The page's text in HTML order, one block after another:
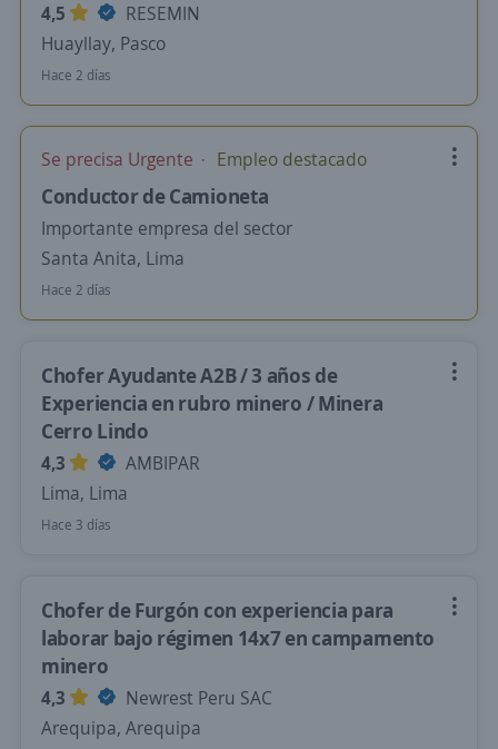
4,5
RESEMIN
Huayllay, Pasco
Hace 2 días
Se precisa Urgente Empleo destacado
Conductor de Camioneta
Importante empresa del sector
Santa Anita, Lima
Hace 2 días
Chofer Ayudante A2B / 3 años de
Experiencia en rubro minero / Minera
Cerro Lindo
4,3
AMBIPAR
Lima, Lima
Hace 3 días
Chofer de Furgón con experiencia para
laborar bajo régimen 14x7 en campamento
minero
4,3
Newrest Peru SAC
Arequipa, Arequipa